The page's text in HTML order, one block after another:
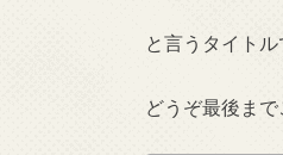
と言うタイトル
どうぞ最後まで